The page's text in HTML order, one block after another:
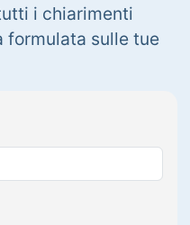
i chiarimenti
formulata sulle tue